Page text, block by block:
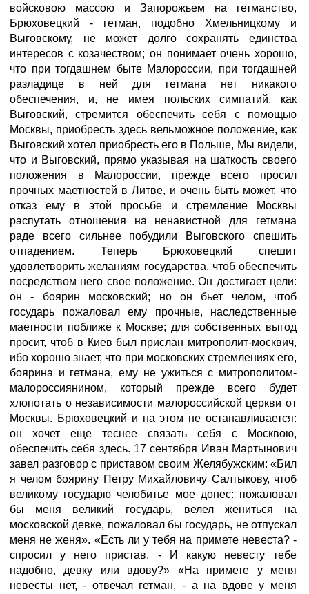
войсковою массою и Запорожьем на гетманство,
Брюховецкий - гетман, подобно Хмельницкому и
Выговскому, не может долго сохранять единства
интересов с козачеством; он понимает очень хорошо,
что при тогдашнем быте Малороссии, при тогдашней
разладице в ней для гетмана нет никакого
обеспечения, и, не имея польских симпатий, как
Выговский, стремится обеспечить себя с помощью
Москвы, приобресть здесь вельможное положение, как
Выговский хотел приобресть его в Польше, Мы видели,
что и Выговский, прямо указывая на шаткость своего
положения в Малороссии, прежде всего просил
прочных маетностей в Литве, и очень быть может, что
отказ ему в этой просьбе и стремление Москвы
распутать отношения на ненавистной для гетмана
раде всего сильнее побудили Выговского спешить
отпадением. Теперь Брюховецкий спешит
удовлетворить желаниям государства, чтоб обеспечить
посредством него свое положение. Он достигает цели:
он - боярин московский; но он бьет челом, чтоб
государь пожаловал ему прочные, наследственные
маетности поближе к Москве; для собственных выгод
просит, чтоб в Киев был прислан митрополит-москвич,
ибо хорошо знает, что при московских стремлениях его,
боярина и гетмана, ему не ужиться с митрополитом-
малороссиянином, который прежде всего будет
хлопотать о независимости малороссийской церкви от
Москвы. Брюховецкий и на этом не останавливается:
он хочет еще теснее связать себя с Москвою,
обеспечить себя здесь. 17 сентября Иван Мартынович
завел разговор с приставом своим Желябужским: «Бил
я челом боярину Петру Михайловичу Салтыкову, чтоб
великому государю челобитье мое донес: пожаловал
бы меня великий государь, велел жениться на
московской девке, пожаловал бы государь, не отпускал
меня не женя». «Есть ли у тебя на примете невеста? -
спросил у него пристав. - И какую невесту тебе
надобно, девку или вдову?» «На примете у меня
невесты нет, - отвечал гетман, - а на вдове у меня